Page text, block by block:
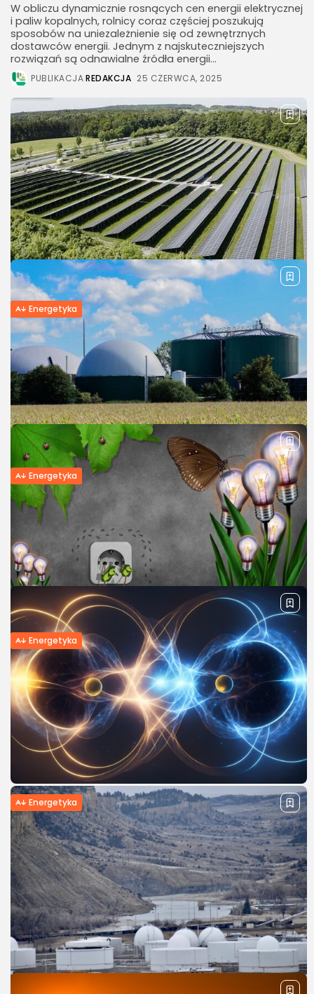
W obliczu dynamicznie rosnących cen energii elektrycznej
i paliw kopalnych, rolnicy coraz częściej poszukują
sposobów na uniezależnienie się od zewnętrznych
dostawców energii. Jednym z najskuteczniejszych
rozwiązań są odnawialne źródła energii...
PUBLIKACJAREDAKCJA 25 CZERWCA, 2025
Energetyka
Rozwiązania fotowoltaiczne, o których
mogłeś nie słyszeć
Przydomowe instalacje fotowoltaiczne na dachu, elewacji
czy gruncie i farmy fotowoltaiczne to najpopularniejsze
rozwiązania PV. To jednak nie wszystkie opcje, które
oferuje technologia słoneczna. Wśród mniej znanych, ale
godnych uwagi...
PUBLIKACJA REDAKCJA 3 CZERWCA, 2025
Energetyka
Czy warto postawić na biogazownię
rolniczą? Sprawdzamy opłacalność tej
inwestycji!
W ostatnich latach temat odnawialnych źródeł energii
coraz częściej pojawia się w rozmowach między rolnikami.
I trudno się dziwić – ceny energii ciągle idą w górę. Wśród
ekologicznych inwestycji szczególne...
PUBLIKACJAREDAKCJA 30 KWIETNIA, 2025
Energetyka
Tańszy prąd dla rolników – jak
skorzystać z ulg, programów...
Tańszy prąd dla rolników – kto może skorzystać i na jakich
warunkach Kim jest rolnik w świetle prawa
energetycznego Aby móc ubiegać się o tańszy prąd dla
rolników, należy najpierw...
PUBLIKACJA JANUSZ KRAJEWSKI 1 KWIETNIA, 2025
Energetyka
Reaktory SMR w Polsce – przyszłość
krajowej energetyki jądrowej
SMR, czyli Small Modular Reactor – mały reaktor
modułowy, to innowacyjna technologia jądrowa, która
może zrewolucjonizować polską energetykę w
najbliższych latach. Reaktory SMR są kompaktowe, mają
niewielkie rozmiary, a ich...
PUBLIKACJAJANUSZ KRAJEWSKI 17 MARCA, 2025